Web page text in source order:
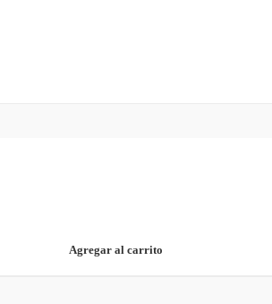
Agregar al carrito